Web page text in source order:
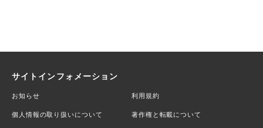
サイトインフォメーション
お知らせ 利用規約
個人情報の取り扱いについて 著作権と転載について